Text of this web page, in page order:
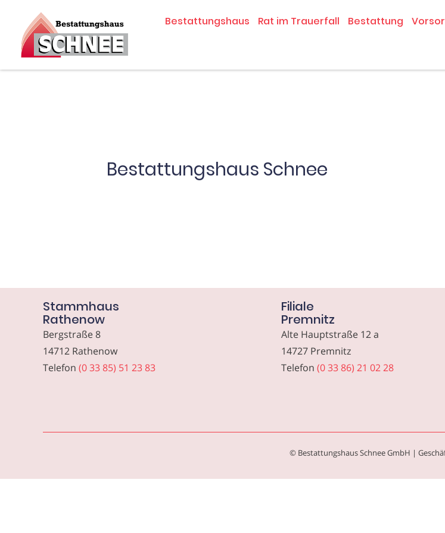
springen
Bestattungshaus Rat im Trauerfall Bestattung
Bestattungshaus Schnee
Stammhaus
Rathenow
Bergstraße 8
14712 Rathenow
Telefon (0 33 85) 51 23 83
Filiale
Premnitz
Alte Hauptstraße 12 a
14727 Premnitz
Telefon (0 33 86) 21 02 28
© Bestattungshaus Schnee GmbH |